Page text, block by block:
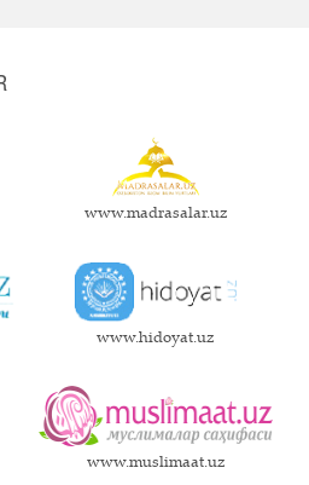
www.madrasalar.uz
www.hidoyat.uz
www.muslimaat.uz